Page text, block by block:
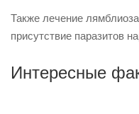
Также лечение
присутствие паразитов
Интересные